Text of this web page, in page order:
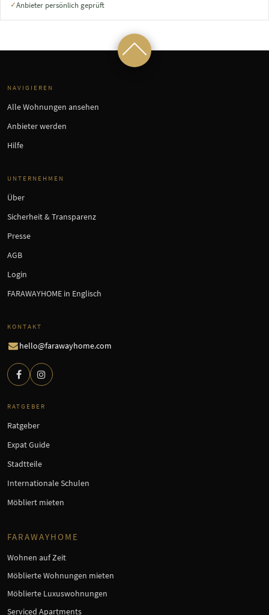
✓Anbieter persönlich geprüft
NAVIGIEREN
Alle Wohnungen ansehen
Anbieter werden
Hilfe
UNTERNEHMEN
Über
Sicherheit & Transparenz
Presse
AGB
Login
FARAWAYHOME in Englisch
KONTAKT
hello@farawayhome.com
RATGEBER
Ratgeber
Expat Guide
Stadtteile
Internationale Schulen
Möbliert mieten
FARAWAYHOME
Wohnen auf Zeit
Möblierte Wohnungen mieten
Möblierte Luxuswohnungen
Serviced Apartments